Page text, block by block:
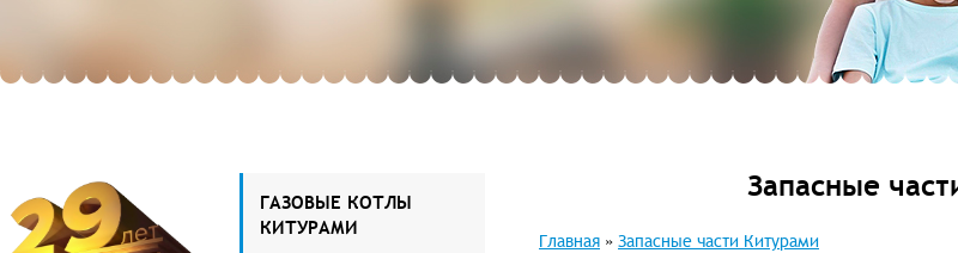
ГАЗОВЫЕ КОТЛЫ
КИТУРАМИ
Запасные
Главная » Запасные части Китурами